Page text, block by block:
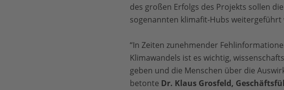
des großen Erfolgs des Projekts sollen
sogenannten klimafit-Hubs weitergeführt
“In Zeiten zunehmender
Klimawandels ist es wichtig,
geben und die Menschen über die
betonte Dr. Klaus Grosfeld,